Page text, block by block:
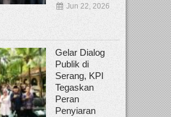
Jun 22, 2026
Gelar Dialog
Publik di
Serang, KPI
Tegaskan
Peran
Penyiaran